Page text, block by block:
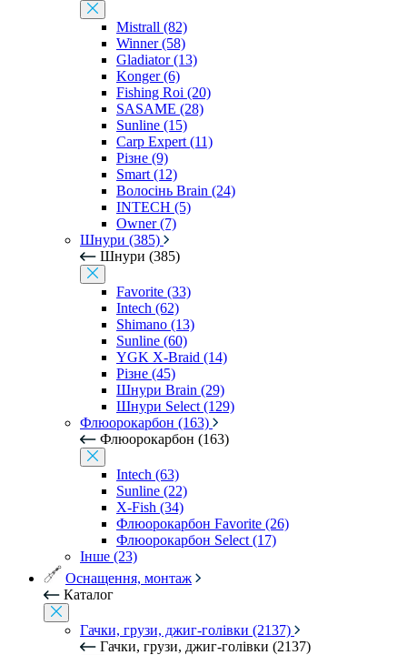
Mistrall (82)
Winner (58)
Gladiator (13)
Konger (6)
Fishing Roi (20)
SASAME (28)
Sunline (15)
Carp Expert (11)
Різне (9)
Smart (12)
Волосінь Brain (24)
INTECH (5)
Owner (7)
Шнури (385)
Шнури (385)
Favorite (33)
Intech (62)
Shimano (13)
Sunline (60)
YGK X-Braid (14)
Різне (45)
Шнури Brain (29)
Шнури Select (129)
Флюорокарбон (163)
Флюорокарбон (163)
Intech (63)
Sunline (22)
X-Fish (34)
Флюорокарбон Favorite (26)
Флюорокарбон Select (17)
Інше (23)
Оснащення, монтаж
Каталог
Гачки, грузи, джиг-голівки (2137)
Гачки, грузи, джиг-голівки (2137)